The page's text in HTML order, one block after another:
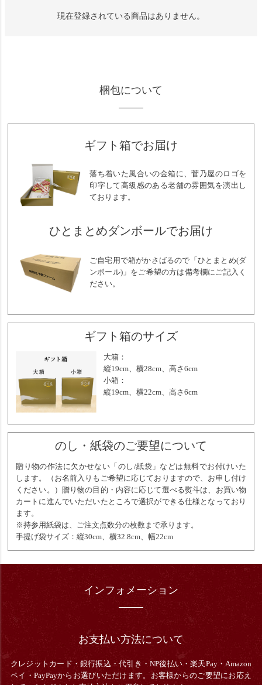
現在登録されている商品はありません。
梱包について
ギフト箱でお届け
落ち着いた風合いの金箱に、菅乃屋のロゴを
印字して高級感のある老舗の雰囲気を演出し
ております。
ひとまとめダンボールでお届け
ご自宅用で箱がかさばるので「ひとまとめ(ダ
ンボール)」をご希望の方は備考欄にご記入く
ださい。
ギフト箱のサイズ
大箱：
縦19cm、横28cm、高さ6cm
小箱：
縦19cm、横22cm、高さ6cm
のし・紙袋のご要望について
贈り物の作法に欠かせない「のし/紙袋」などは無料でお付けいた
します。（お名前入りもご希望に応じておりますので、お申し付け
ください。）贈り物の目的・内容に応じて選べる熨斗は、お買い物
カートに進んでいただいたところで選択ができる仕様となっており
ます。
※持参用紙袋は、ご注文点数分の枚数まで承ります。
手提げ袋サイズ：縦30cm、横32.8cm、幅22cm
インフォメーション
お支払い方法について
クレジットカード・銀行振込・代引き・NP後払い・楽天Pay・Amazon
ペイ・PayPayからお選びいただけます。お客様からのご要望にお応え